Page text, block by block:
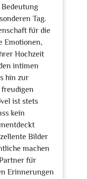
Tag.
für die
Emotionen,
Hochzeit
intimen
hin zur
ist stets
kein
Bilder
machen
für
Erinnerungen